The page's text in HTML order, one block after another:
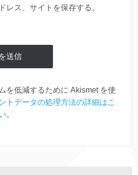
レス、サイトを保存する。
を低減するために Akismet を使
トデータの処理方法の詳細はこ
。